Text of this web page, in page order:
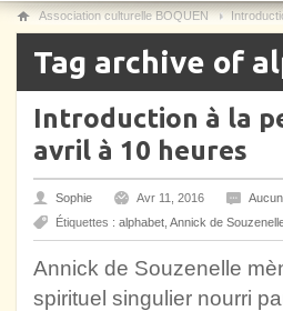
Association culturelle BOQUEN
Tag archive of
Introduction à la
avril à 10 heures
Sophie Avr 11, 2016
Étiquettes : alphabet Annick de
Annick de Souzenelle
spirituel singulier nourri